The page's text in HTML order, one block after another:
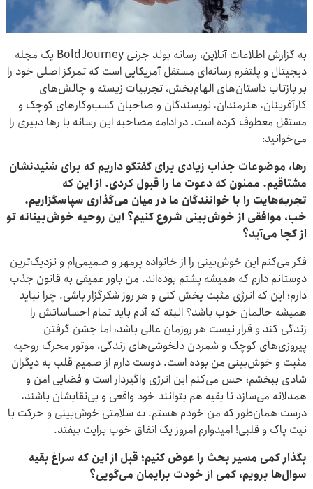
به گزارش اطلاعات آنلاین، رسانه بولد جرنی BoldJourney یک مجله
دیجیتال و پلتفرم رسانه‌ای مستقل آمریکایی است که تمرکز اصلی خود را
بر بازتاب داستان‌های الهام‌بخش، تجربیات زیسته و چالش‌های
کارآفرینان، هنرمندان، نویسندگان و صاحبان کسب‌وکارهای کوچک و
مستقل معطوف کرده است. در ادامه مصاحبه این رسانه با رها دبیری را
می‌خوانید:
رها، موضوعات جذاب زیادی برای گفتگو داریم که برای شنیدنشان
مشتاقیم. ممنون که دعوت ما را قبول کردی. از این که
تجربه‌هایت را با خوانندگان ما در میان می‌گذاری سپاسگزاریم.
خب، موافقی از خوش‌بینی شروع کنیم؟ این روحیه خوش‌بینانه تو
از کجا می‌آید؟
فکر می‌کنم این خوش‌بینی را از خانواده پرمهر و صمیمی‌ام و نزدیک‌ترین
دوستانم دارم که همیشه پشتم بوده‌اند. من باور عمیقی به قانون جذب
دارم؛ این که انرژی مثبت پخش کنی و هر روز شکرگزار باشی. چرا نباید
همیشه حالمان خوب باشد؟ البته که آدم باید تمام احساساتش را
زندگی کند و قرار نیست هر روزمان عالی باشد، اما جشن گرفتن
پیروزی‌های کوچک و شمردن دلخوشی‌های زندگی، موتور محرک روحیه
مثبت و خوش‌بینی من بوده است. دوست دارم از صمیم قلب به دیگران
شادی ببخشم؛ حس می‌کنم این انرژی واگیردار است و فضایی امن و
همدلانه می‌سازد تا بقیه هم بتوانند خود واقعی و بی‌نقابشان باشند،
درست همان‌طور که من خودم هستم. به سلامتی خوش‌بینی و حرکت با
نیت پاک و قلبی! امیدوارم امروز یک اتفاق خوب برایت بیفتد.
بگذار کمی مسیر بحث را عوض کنیم؛ قبل از این که سراغ بقیه
سوال‌ها برویم، کمی از خودت برایمان می‌گویی؟